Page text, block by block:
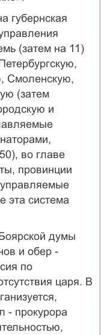
губернская
(затем на 11)
Смоленскую,
(затем
и
во главе
провинции
эта система
думы
и обер -
по
царя. В
- прокурора